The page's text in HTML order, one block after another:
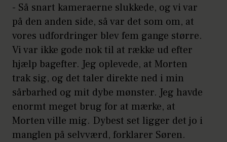
- Så snart kameraerne slukkede, og vi var
på den anden side, så var det som om, at
vores udfordringer blev fem gange større.
Vi var ikke gode nok til at række ud efter
hjælp bagefter. Jeg oplevede, at Morten
trak sig, og det taler direkte ned i min
sårbarhed og mit dybe mønster. Jeg havde
enormt meget brug for at mærke, at
Morten ville mig. Dybest set ligger det jo i
manglen på selvværd, forklarer Søren.